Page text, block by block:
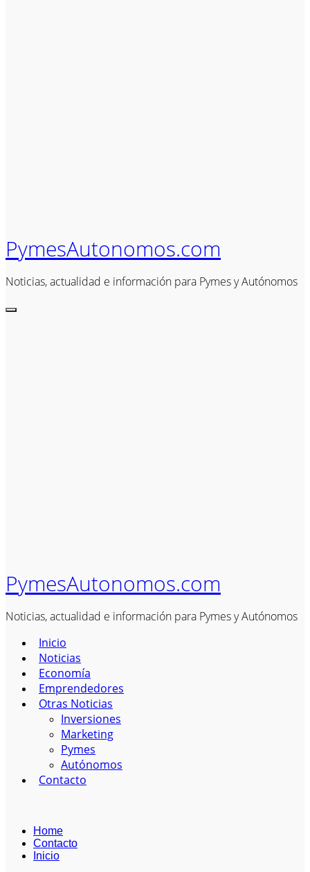
PymesAutonomos.com
Noticias, actualidad e información para Pymes y Autónomos
PymesAutonomos.com
Noticias, actualidad e información para Pymes y Autónomos
Inicio
Noticias
Economía
Emprendedores
Otras Noticias
Inversiones
Marketing
Pymes
Autónomos
Contacto
Home
Contacto
Inicio